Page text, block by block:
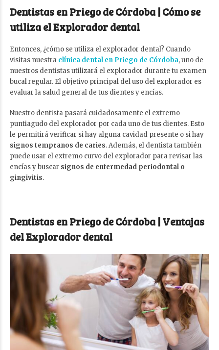
Dentistas en Priego de Córdoba | Cómo se
utiliza el Explorador dental
Entonces, ¿cómo se utiliza el explorador dental? Cuando
visitas nuestra clínica dental en Priego de Córdoba, uno de
nuestros dentistas utilizará el explorador durante tu examen
bucal regular. El objetivo principal del uso del explorador es
evaluar la salud general de tus dientes y encías.
Nuestro dentista pasará cuidadosamente el extremo
puntiagudo del explorador por cada uno de tus dientes. Esto
le permitirá verificar si hay alguna cavidad presente o si hay
signos tempranos de caries. Además, el dentista también
puede usar el extremo curvo del explorador para revisar las
encías y buscar signos de enfermedad periodontal o
gingivitis.
Dentistas en Priego de Córdoba | Ventajas
del Explorador dental